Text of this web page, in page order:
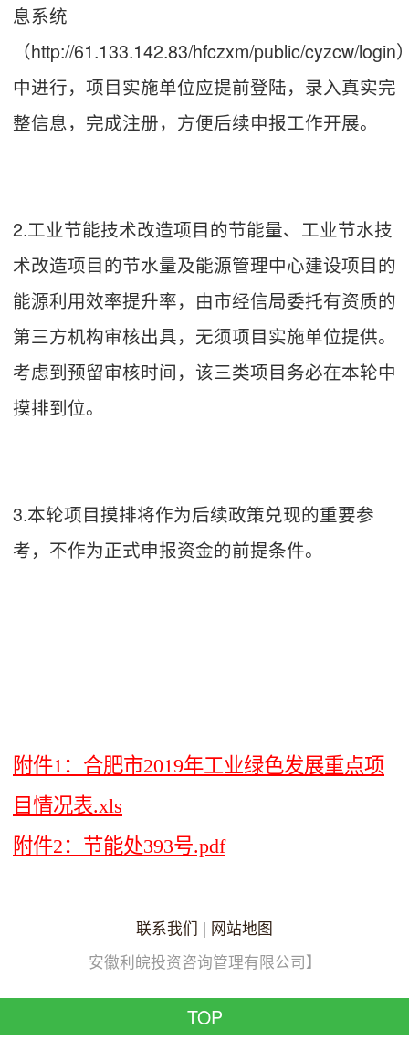
息系统
（http://61.133.142.83/hfczxm/public/cyzcw/login
中进行，项目实施单位应提前登陆，录入真实完
整信息，完成注册，方便后续申报工作开展。
2.工业节能技术改造项目的节能量、工业节水技
术改造项目的节水量及能源管理中心建设项目的
能源利用效率提升率，由市经信局委托有资质的
第三方机构审核出具，无须项目实施单位提供。
考虑到预留审核时间，该三类项目务必在本轮中
摸排到位。
3.本轮项目摸排将作为后续政策兑现的重要参
考，不作为正式申报资金的前提条件。
附件1：合肥市2019年工业绿色发展重点项
目情况表.xls
附件2：节能处393号.pdf
联系我们 | 网站地图
安徽利皖投资咨询管理有限公司】
TOP